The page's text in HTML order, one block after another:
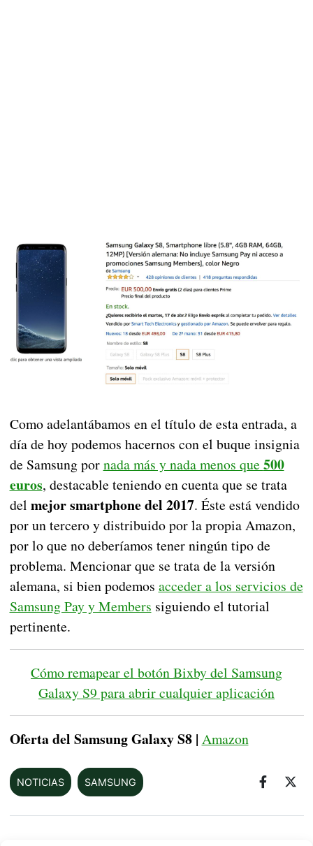
Como adelantábamos en el título de esta entrada, a
día de hoy podemos hacernos con el buque insignia
de Samsung pornada más y nada menos que 500
euros, destacable teniendo en cuenta que se trata
del mejor smartphone del 2017. Éste está vendido
por un tercero y distribuido por la propia Amazon,
por lo que no deberíamos tener ningún tipo de
problema. Mencionar que se trata de la versión
alemana, si bien podemos acceder a los servicios de
Samsung Pay y Members siguiendo el tutorial
pertinente.
Cómo remapear el botón Bixby del Samsung
Galaxy S9 para abrir cualquier aplicación
Oferta del Samsung Galaxy S8 | Amazon
NOTICIAS SAMSUNG